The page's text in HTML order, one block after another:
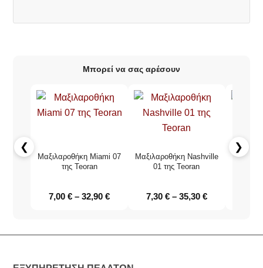
Μπορεί να σας αρέσουν
❮
Μαξιλαροθήκη Miami 07
της Teoran
7,00€ – 32,90€
Μαξιλαροθήκη Nashville
01 της Teoran
7,30 € – 35,30 €
❯